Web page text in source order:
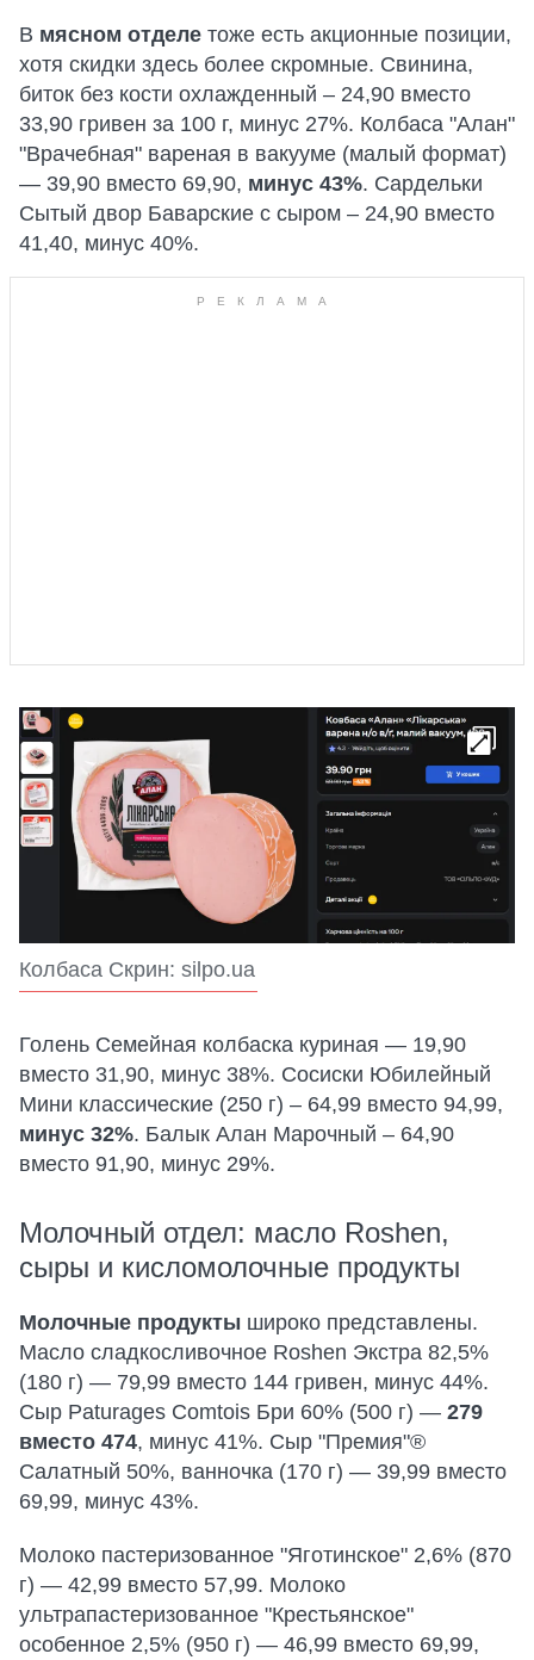
В мясном отделе тоже есть акционные позиции,
хотя скидки здесь более скромные. Свинина,
биток без кости охлажденный – 24,90 вместо
33,90 гривен за 100 г, минус 27%. Колбаса "Алан"
"Врачебная" вареная в вакууме (малый формат)
— 39,90 вместо 69,90, минус 43%. Сардельки
Сытый двор Баварские с сыром – 24,90 вместо
41,40, минус 40%.
Колбаса Скрин: silpo.ua
Голень Семейная колбаска куриная — 19,90
вместо 31,90, минус 38%. Сосиски Юбилейный
Мини классические (250 г) – 64,99 вместо 94,99,
минус 32%. Балык Алан Марочный – 64,90
вместо 91,90, минус 29%.
Молочный отдел: масло Roshen,
сыры и кисломолочные продукты
Молочные продукты широко представлены.
Масло сладкосливочное Roshen Экстра 82,5%
(180 г) — 79,99 вместо 144 гривен, минус 44%.
Сыр Paturages Comtois Бри 60% (500 г) — 279
вместо 474, минус 41%. Сыр "Премия"®
Салатный 50%, ванночка (170 г) — 39,99 вместо
69,99, минус 43%.
Молоко пастеризованное "Яготинское" 2,6% (870
г) — 42,99 вместо 57,99. Молоко
ультрапастеризованное "Крестьянское"
особенное 2,5% (950 г) — 46,99 вместо 69,99,